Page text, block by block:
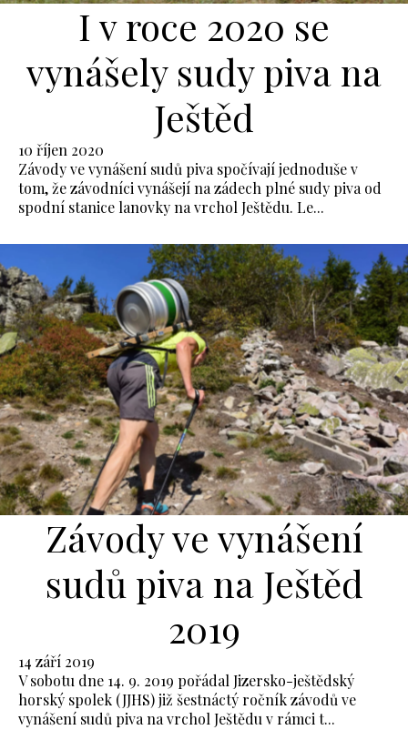
I v roce 2020 se
vynášely sudy piva na
Ještěd
10 říjen 2020
Závody ve vynášení sudů piva spočívají jednoduše v
tom, že závodníci vynášejí na zádech plné sudy piva od
spodní stanice lanovky na vrchol Ještědu. Le...
Závody ve vynášení
sudů piva na Ještěd
2019
14 září 2019
V sobotu dne 14. 9. 2019 pořádal Jizersko-ještědský
horský spolek (JJHS) již šestnáctý ročník závodů ve
vynášení sudů piva na vrchol Ještědu v rámci t...